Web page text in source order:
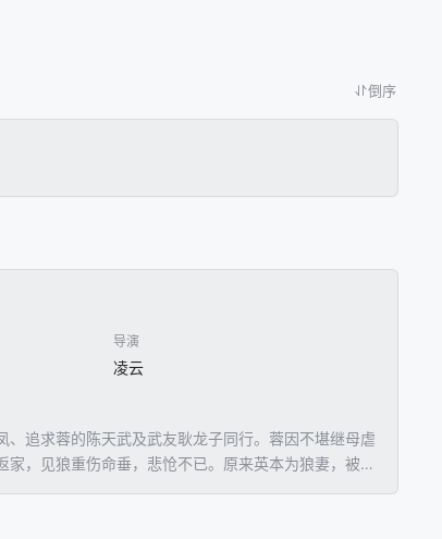
倒序
导演
凌云
追求蓉的陈天武及武友耿龙子同行。蓉因不堪继母虐
，见狼重伤命垂，悲怆不已。原来英本为狼妻，被奎